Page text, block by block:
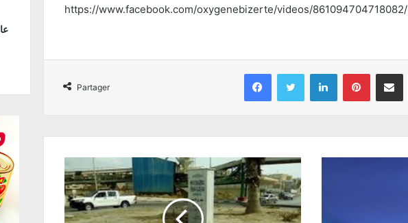
https://www.facebook.com/oxygenebizerte/videos/861094704718082/
Partager
Facebook Twitter Linkedin Pinterest Partager par email